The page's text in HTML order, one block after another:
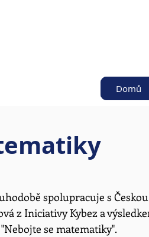
Domů
spolupracuje s Českou
z Iniciativy Kybez a
se matematiky".